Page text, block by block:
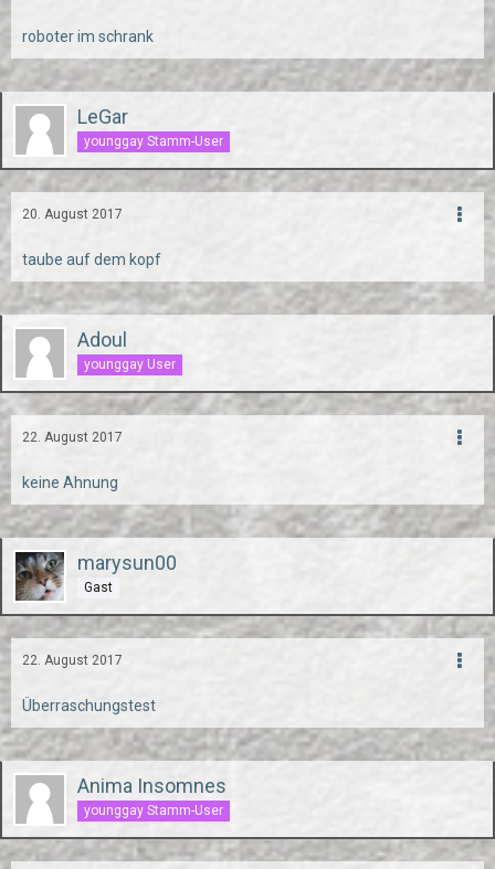
roboter im schrank
LeGar
younggay Stamm-User
20. August 2017
taube auf dem kopf
Adoul
younggay User
22. August 2017
keine Ahnung
marysun00
Gast
22. August 2017
Überraschungstest
Anima Insomnes
younggay Stamm-User